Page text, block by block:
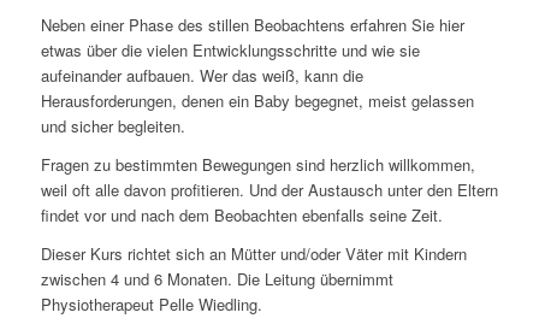
Neben einer Phase des stillen Beobachtens erfahren Sie hier
etwas über die vielen Entwicklungsschritte und wie sie
aufeinander aufbauen. Wer das weiß, kann die
Herausforderungen, denen ein Baby begegnet, meist gelassen
und sicher begleiten.
Fragen zu bestimmten Bewegungen sind herzlich willkommen,
weil oft alle davon profitieren. Und der Austausch unter den Eltern
findet vor und nach dem Beobachten ebenfalls seine Zeit.
Dieser Kurs richtet sich an Mütter und/oder Väter mit Kindern
zwischen 4 und 6 Monaten. Die Leitung übernimmt
Physiotherapeut Pelle Wiedling.